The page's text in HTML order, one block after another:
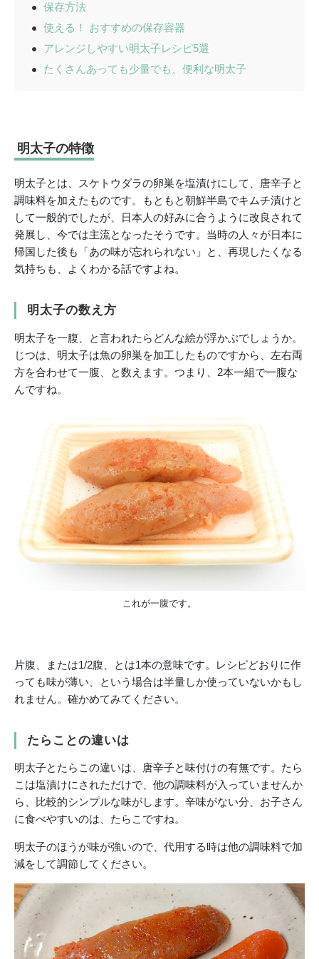
保存方法
使える！ おすすめの保存容器
アレンジしやすい明太子レシピ5選
たくさんあっても少量でも、便利な明太子
明太子の特徴
明太子とは、スケトウダラの卵巣を塩漬けにして、唐辛子と
調味料を加えたものです。もともと朝鮮半島でキムチ漬けと
して一般的でしたが、日本人の好みに合うように改良されて
発展し、今では主流となったそうです。当時の人々が日本に
帰国した後も「あの味が忘れられない」と、再現したくなる
気持ちも、よくわかる話ですよね。
明太子の数え方
明太子を一腹、と言われたらどんな絵が浮かぶでしょうか。
じつは、明太子は魚の卵巣を加工したものですから、左右両
方を合わせて一腹、と数えます。つまり、2本一組で一腹な
んですね。
これが一腹です。
片腹、または1/2腹、とは1本の意味です。レシピどおりに作
っても味が薄い、という場合は半量しか使っていないかもし
れません。確かめてみてください。
たらことの違いは
明太子とたらこの違いは、唐辛子と味付けの有無です。たら
こは塩漬けにされただけで、他の調味料が入っていませんか
ら、比較的シンプルな味がします。辛味がない分、お子さん
に食べやすいのは、たらこですね。
明太子のほうが味が強いので、代用する時は他の調味料で加
減をして調節してください。